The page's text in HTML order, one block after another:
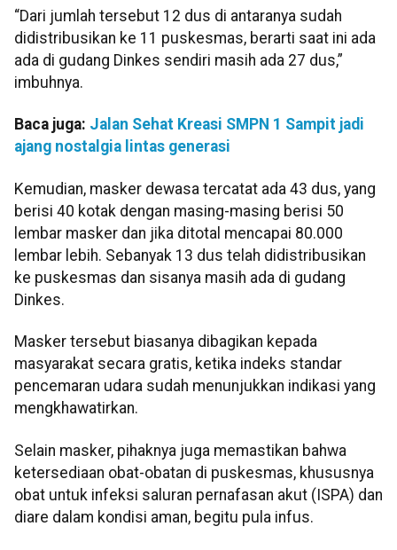
“Dari jumlah tersebut 12 dus di antaranya sudah
didistribusikan ke 11 puskesmas, berarti saat ini ada
ada di gudang Dinkes sendiri masih ada 27 dus,”
imbuhnya.
Baca juga: Jalan Sehat Kreasi SMPN 1 Sampit jadi
ajang nostalgia lintas generasi
Kemudian, masker dewasa tercatat ada 43 dus, yang
berisi 40 kotak dengan masing-masing berisi 50
lembar masker dan jika ditotal mencapai 80.000
lembar lebih. Sebanyak 13 dus telah didistribusikan
ke puskesmas dan sisanya masih ada di gudang
Dinkes.
Masker tersebut biasanya dibagikan kepada
masyarakat secara gratis, ketika indeks standar
pencemaran udara sudah menunjukkan indikasi yang
mengkhawatirkan.
Selain masker, pihaknya juga memastikan bahwa
ketersediaan obat-obatan di puskesmas, khususnya
obat untuk infeksi saluran pernafasan akut (ISPA) dan
diare dalam kondisi aman, begitu pula infus.